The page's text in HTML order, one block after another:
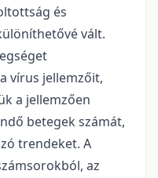
és
vált.
vírus jellemzőit,
a jellemzően
betegek számát,
trendeket. A
az